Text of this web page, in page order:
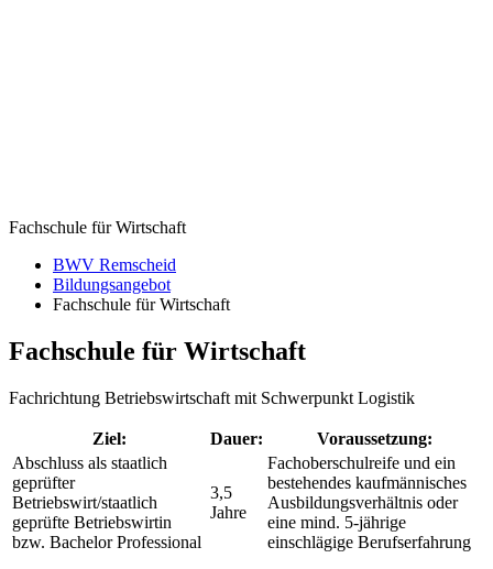
Fachschule für Wirtschaft
BWV Remscheid
Bildungsangebot
Fachschule für Wirtschaft
Fachschule für Wirtschaft
Fachrichtung Betriebswirtschaft mit Schwerpunkt Logistik
Ziel: Dauer:
Voraussetzung:
Abschluss als staatlich
geprüfter
Betriebswirt/staatlich
geprüfte Betriebswirtin
bzw. Bachelor Professional
3,5
Jahre
Fachoberschulreife und ein
bestehendes kaufmännisches
Ausbildungsverhältnis oder
eine mind. 5-jährige
einschlägige Berufserfahrung